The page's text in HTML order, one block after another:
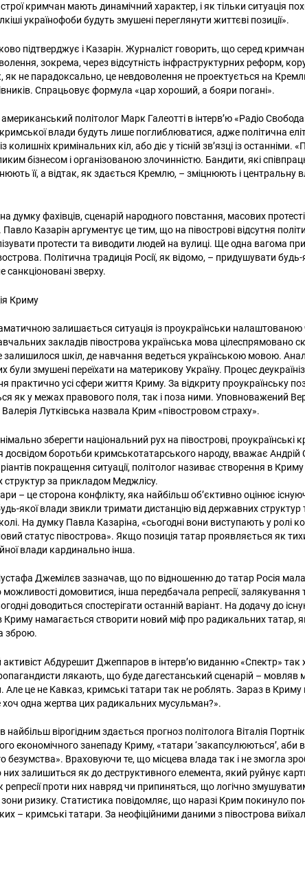
Пошук за запитом:
кримчан мають динамічний характер, і як тільки ситуація
українофоби будуть змушені переглянути життєві позиції».
підтверджує і Казарін. Журналіст говорить, що серед кримчан
зокрема, через відсутність інфраструктурних реформ,
як не парадоксально, це невдоволення не проектується на
Спрацьовує формула «цар хороший, а бояри погані».
політолог Марк Галеотті в інтерв’ю «Радіо
кримської влади будуть лише поглиблюватися, адже політична
колишніх кримінальних кіл, або діє у тісній зв’язці із останніми.
бізнесом і організованою злочинністю. Бандити, які
її, а відтак, як здається Кремлю, – зміцнюють і центральну
думку фахівців, сценарій народного повстання, масових
Казарін аргументує це тим, що на півострові відсутня
протести та виводити людей на вулиці. Ще одна вагома
Політична традиція Росії, як відомо, – придушувати будь-
санкціоновані зверху.
Криму
залишається ситуація із проукраїнськи
закладів півострова українська мова цілеспрямовано
залишилося шкіл, де навчання ведеться українською мовою.
були змушені переїхати на материкову Україну. Процес
практично усі сфери життя Криму. За відкриту проукраїнську
як у межах правового поля, так і поза ними. Уповноважений
Лутківська назвала Крим «півостровом страху».
зберегти національний рух на півострові, проукраїнські
досвідом боротьби кримськотатарського народу, вважає Андрій
покращення ситуації, політолог називає створення в Криму
структур за прикладом Меджлісу.
– це сторона конфлікту, яка найбільш об’єктивно оцінює
якої влади звикли тримати дистанцію від державних
На думку Павла Казаріна, «сьогодні вони виступають у ролі
статус півострова». Якщо позиція татар проявляється як
влади кардинально інша.
Джемілєв зазначав, що по відношенню до татар Росія мала
домовитися, інша передбачала репресії, залякування
доводиться спостерігати останній варіант. На додачу до
Криму намагається створити новий міф про радикальних татар,
зброю.
Абдурешит Джеппаров в інтерв’ю виданню «Спектр» так
лякають, що буде дагестанський сценарій – мовляв
Але це не Кавказ, кримські татари так не роблять. Зараз в
хоч одна жертва цих радикальних мусульман?».
найбільш вірогідним здається прогноз політолога Віталія
економічного занепаду Криму, «татари ‘закапсулюються’, аби
безумства». Враховуючи те, що місцева влада так і не змогла
залишиться як до деструктивного елемента, який руйнує
репресії проти них навряд чи припиняться, що логічно
зони ризику. Статистика повідомляє, що наразі Крим покинуло
– кримські татари. За неофіційними даними з півострова